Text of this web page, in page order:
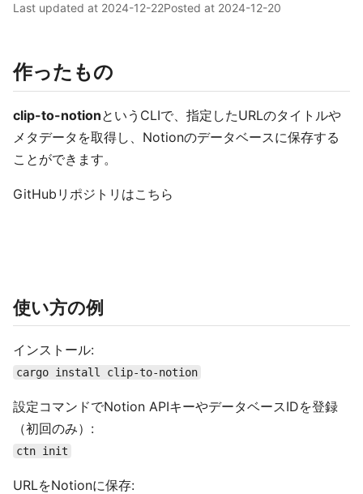
Last updated at 2024-12-22Posted at 2024-12-20
作ったもの
clip-to-notionというCLIで、指定したURLのタイトルや
メタデータを取得し、Notionのデータベースに保存する
ことができます。
GitHubリポジトリはこちら
使い方の例
インストール:
cargo install clip-to-notion
設定コマンドでNotion APIキーやデータベースIDを登録
（初回のみ）:
ctn init
URLをNotionに保存: